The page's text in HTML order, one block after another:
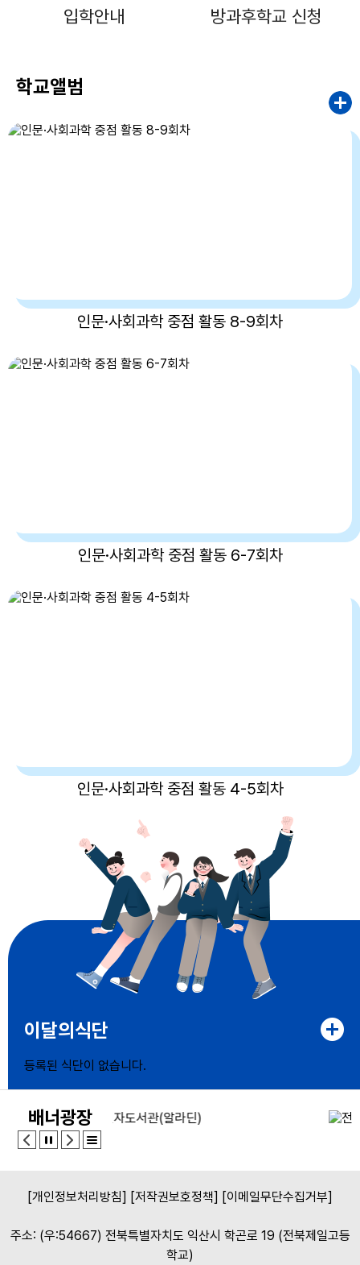
입학안내 방과후학교 신청
학교앨범
인문·사회과학 중점 활동 8-9회차
인문·사회과학 중점 활동 6-7회차
인문·사회과학 중점 활동 4-5회차
이달의식단
등록된 식단이 없습니다.
배너광장
[개인정보처리방침] [저작권보호정책] [이메일무단수집거부]
주소: (우:54667) 전북특별자치도 익산시 학곤로 19 (전북제일고등
학교)